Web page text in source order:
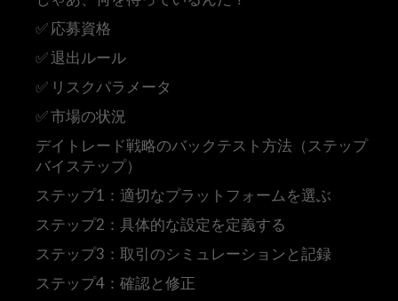
✅ 応募資格
✅ 退出ルール
✅ リスクパラメータ
✅ 市場の状況
デイトレード戦略のバックテスト方法（ステップ
バイステップ）
ステップ1：適切なプラットフォームを選ぶ
ステップ2：具体的な設定を定義する
ステップ3：取引のシミュレーションと記録
ステップ4：確認と修正